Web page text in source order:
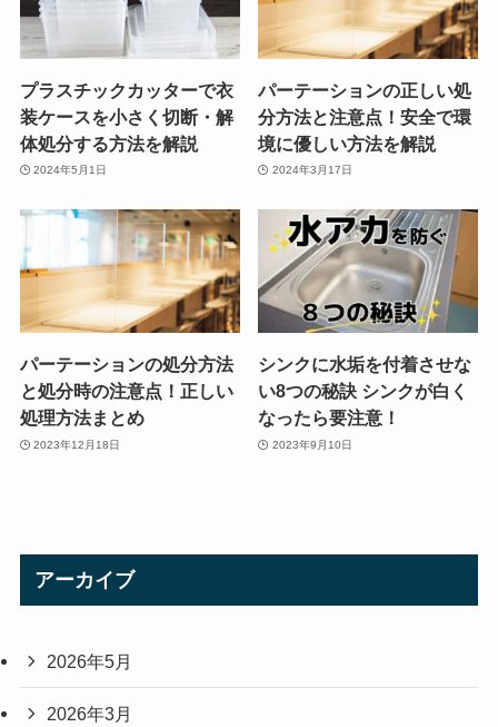
プラスチックカッターで衣
装ケースを小さく切断・解
体処分する方法を解説
2024年5月1日
パーテーションの正しい処
分方法と注意点！安全で環
境に優しい方法を解説
2024年3月17日
パーテーションの処分方法
と処分時の注意点！正しい
処理方法まとめ
2023年12月18日
シンクに水垢を付着させな
い8つの秘訣 シンクが白く
なったら要注意！
2023年9月10日
アーカイブ
2026年5月
2026年3月